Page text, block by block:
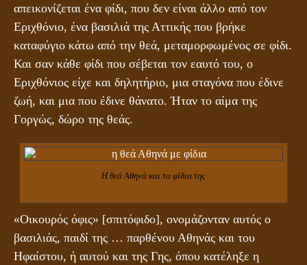
απεικονίζεται ένα φίδι, που δεν είναι άλλο από τον
Εριχθόνιο, ένα βασιλιά της Αττικής που βρήκε
καταφύγιο κάτω από την θεά, μεταμορφωμένος σε φίδι.
Και σαν κάθε φίδι που σέβεται τον εαυτό του, ο
Εριχθόνιος είχε και δηλητήριο, μια σταγόνα που έδινε
ζωή, και μια που έδινε θάνατο. Ήταν το αίμα της
Γοργώς, δώρο της θεάς.
Η θεά Αθηνά και τα φίδια της
«Οικουρός όφις» [σπιτόφιδο], ονομάζονταν αυτός ο
βασιλιάς, παιδί της … παρθένου Αθηνάς και του
Ηφαίστου, ή αυτού και της Γης, όπου κατέληξε η